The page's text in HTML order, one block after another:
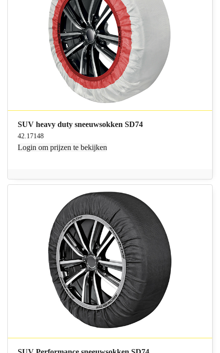
SUV heavy duty sneeuwsokken SD74
42.17148
Login om prijzen te bekijken